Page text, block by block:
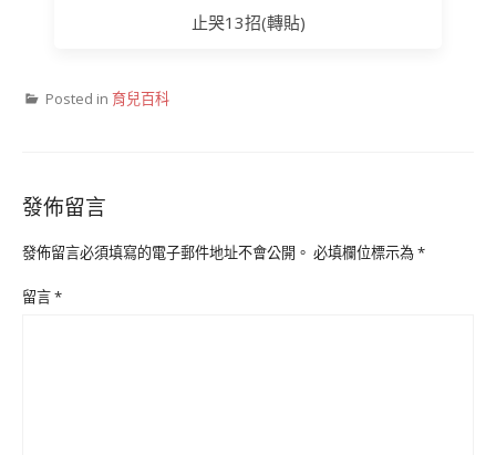
止哭13招(轉貼)
Posted in 育兒百科
發佈留言
發佈留言必須填寫的電子郵件地址不會公開。 必填欄位標示為*
留言*